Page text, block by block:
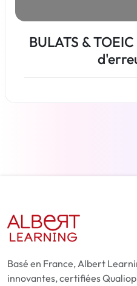
BULATS &
Basé en France, Albert
innovantes, certifiées